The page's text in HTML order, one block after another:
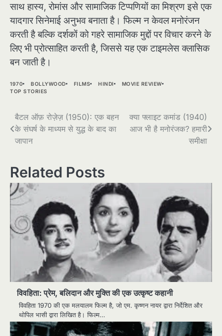
साथ हास्य, रोमांस और सामाजिक टिप्पणियों का मिश्रण इसे एक
यादगार सिनेमाई अनुभव बनाता है। फिल्म न केवल मनोरंजन
करती है बल्कि दर्शकों को गहरे सामाजिक मुद्दों पर विचार करने के
लिए भी प्रोत्साहित करती है, जिससे यह एक टाइमलेस क्लासिक
बन जाती है।
1970 BOLLYWOOD FILMS HINDI
MOVIE REVIEW
TOP STORIES
Post
navigation
बैटल ऑफ़ रोज़ेज़ (1950): एक बहन
के संघर्ष के माध्यम से युद्ध के बाद का
जापान
क्या फ्लाइट कमांड (1940)
आज भी है मनोरंजक? हमारी
समीक्षा
Related Posts
विवहिता: प्रेम, बलिदान और मुक्ति की एक उत्कृष्ट कहानी
विवहिता 1970 की एक मलयालम फिल्म है, जो एम. कृष्णन नायर द्वारा निर्देशित और
थोपिल भासी द्वारा लिखित है। फिल्म…